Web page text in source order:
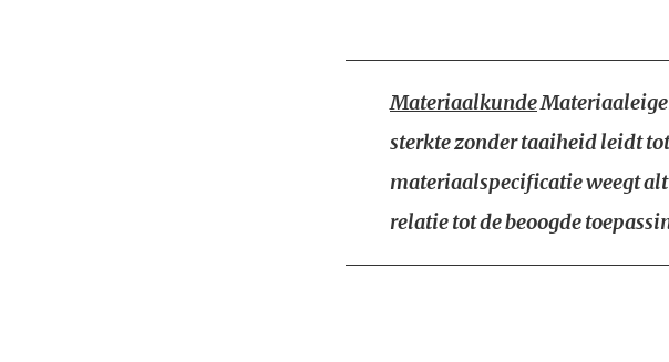
Materiaalkunde
sterkte zonder taaiheid leidt
materiaalspecificatie weegt
relatie tot de beoogde